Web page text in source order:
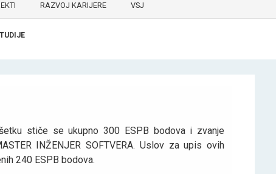
RAZVOJ KARIJERE VSJ
stiče se ukupno 300 ESPB bodova i zvanje
INŽENJER SOFTVERA. Uslov za upis ovih
240 ESPB bodova.